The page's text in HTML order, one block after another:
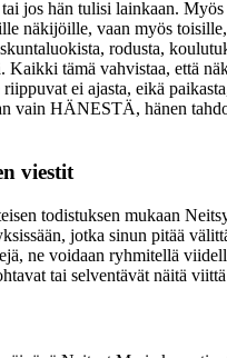
jos hän tulisi lainkaan.
näkijöille, vaan myös
rodusta,
Kaikki tämä vahvistaa, että
ei ajasta, eikä
vain HÄNESTÄ, hänen
viestit
todistuksen mukaan
jotka sinun pitää
ne voidaan ryhmitellä
tai selventävät näitä viittä